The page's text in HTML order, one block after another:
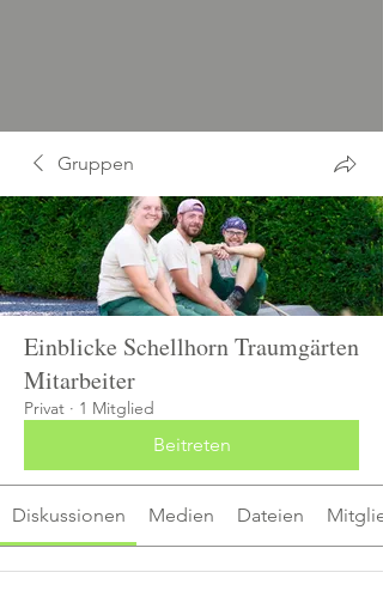
Gruppen
Einblicke Schellhorn Traumgärten
Mitarbeiter
Privat · 1 Mitglied
Beitreten
Diskussionen Medien Dateien